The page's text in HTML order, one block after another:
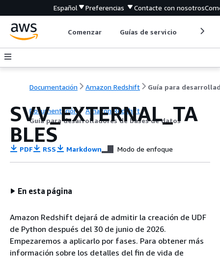
Español Preferencias Contacte con nosotros
Comenzar Guías de servicio
Documentación Amazon Redshift
Documentación
Amazon Redshift
Guía para desarrolladores de bases de datos
SVV_EXTERNAL_TA
BLES
PDF RSS Markdown Modo de enfoque
En esta página
Amazon Redshift dejará de admitir la creación de UDF
de Python después del 30 de junio de 2026.
Empezaremos a aplicarlo por fases. Para obtener más
información sobre los detalles del fin de vida de